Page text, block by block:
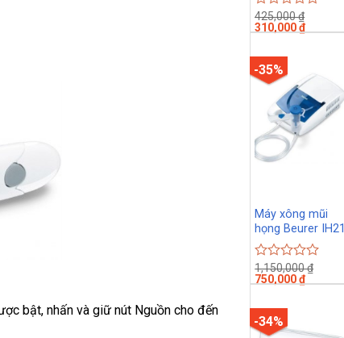
bật, nhấn và giữ nút Nguồn cho đến
Rated
0
of
5
425,000₫
310,000₫
-35%
Máy xông mũi
họng Beurer IH21
Rated
0
of
5
1,150,000₫
750,000₫
-34%